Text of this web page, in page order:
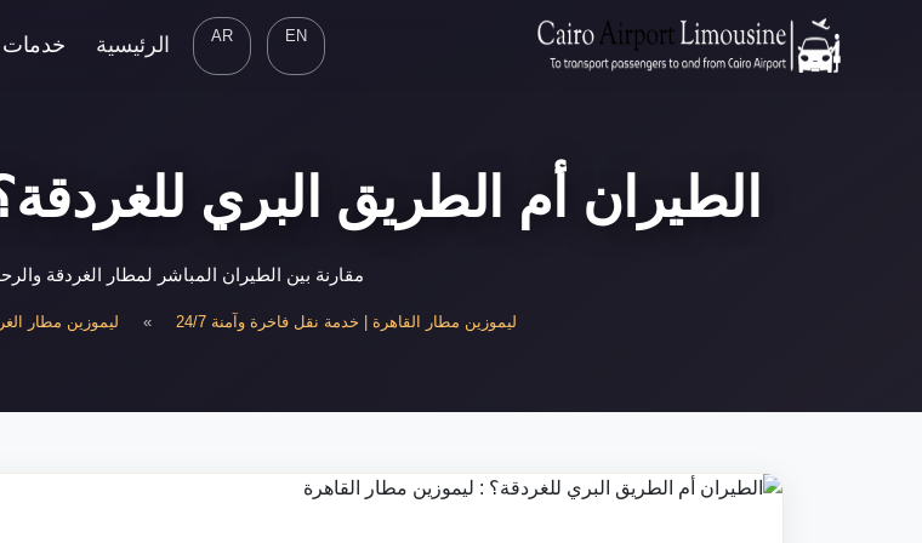
EN
AR الرئيسية خدمات
الطيران أم الطريق البري
مقارنة بين الطيران المباشر لمطار الغردقة
ليموزين مطار القاهرة | خدمة نقل فاخرة وآمنة 24/7 » ليموزين مطار